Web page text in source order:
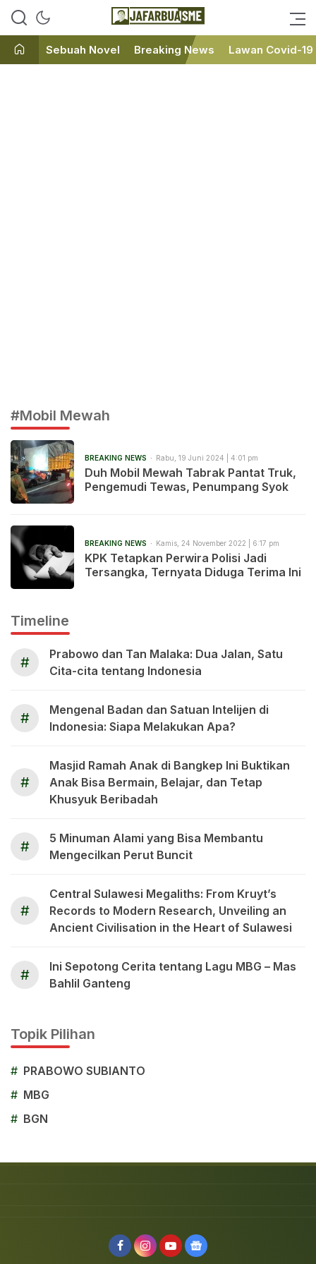
JafarBua
Ini bukan Media Online, Ini
Sebuah Novel Breaking News Lawan Covid-19
#Mobil Mewah
BREAKING NEWS Rabu, 19 Juni 2024 | 4:01 pm
Duh Mobil Mewah Tabrak Pantat Truk,
Pengemudi Tewas, Penumpang Syok
BREAKING NEWS Kamis, 24 November 2022 | 6:17 pm
KPK Tetapkan Perwira Polisi Jadi
Tersangka, Ternyata Diduga Terima Ini
Timeline
#
Prabowo dan Tan Malaka: Dua Jalan, Satu
Cita-cita tentang Indonesia
#
Mengenal Badan dan Satuan Intelijen di
Indonesia: Siapa Melakukan Apa?
#
Masjid Ramah Anak di Bangkep Ini Buktikan
Anak Bisa Bermain, Belajar, dan Tetap
Khusyuk Beribadah
#
5 Minuman Alami yang Bisa Membantu
Mengecilkan Perut Buncit
#
Central Sulawesi Megaliths: From Kruyt’s
Records to Modern Research, Unveiling an
Ancient Civilisation in the Heart of Sulawesi
#
Ini Sepotong Cerita tentang Lagu MBG – Mas
Bahlil Ganteng
Topik Pilihan
# PRABOWO SUBIANTO
# MBG
# BGN